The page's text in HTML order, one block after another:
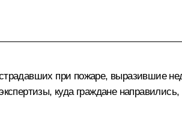
при пожаре, выразившие
куда граждане